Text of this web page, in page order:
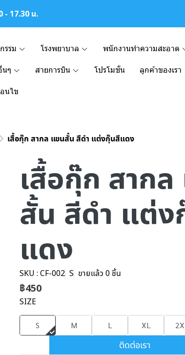
- 17.30 น.
รรม โรงพยาบาล พนักงานทำความสะอาด
นๆ สายการบิน โปรโมชั่น ลูกค้าของเรา
นไข
เสื้อกุ๊ก สากล แขนสั้น สีดำ แต่งกุ๊นสีแดง
เสื้อกุ๊ก สาก
สั้น สีดำ แต่
แดง
SKU : CF-002 S ขายแล้ว 0 ชิ้น
฿450
SIZE
S M L XL
ติดต่อเรา